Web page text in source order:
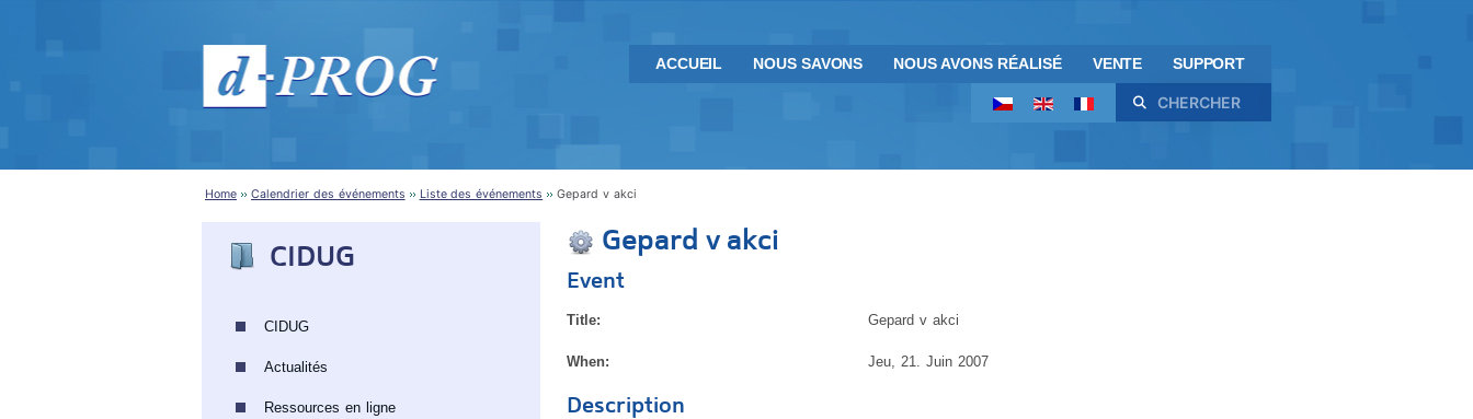
ACCUEIL NOUS SAVONS NOUS AVONS RÉALISÉ VENTE SUPPORT
Rechercher
Home Calendrier des événements Liste des événements Gepard v akci
CIDUG
CIDUG
Actualités
Ressources en ligne
Gepard v akci
Event
Title: Gepard v akci
When: Jeu, 21. Juin 2007
Description